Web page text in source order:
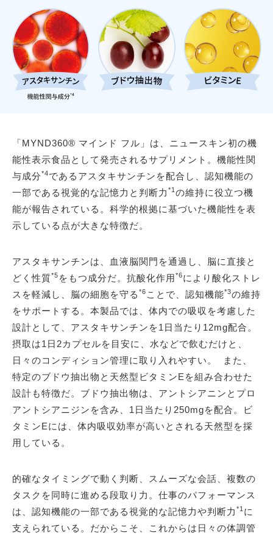
「MYND360® マインド フル」は、ニュースキン初の機
能性表示食品として発売されるサプリメント。機能性関
与成分*4であるアスタキサンチンを配合し、認知機能の
一部である視覚的な記憶力と判断力 *1 の維持に役立つ機
能が報告されている。科学的根拠に基づいた機能性を表
示している点が大きな特徴だ。
アスタキサンチンは、血液脳関門を通過し、脳に直接と
どく性質*5 をもつ成分だ。抗酸化作用*6により酸化ストレ
スを軽減し、脳の細胞を守る *6 ことで、認知機能*3の維持
をサポートする。本製品では、体内での吸収を考慮した
設計として、アスタキサンチンを1日当たり12mg配合。
摂取は1日2カプセルを目安に、水などで飲むだけと、
日々のコンディション管理に取り入れやすい。 また、
特定のブドウ抽出物と天然型ビタミンEを組み合わせた
設計も特徴だ。ブドウ抽出物は、アントシアニンとプロ
アントシアニジンを含み、1日当たり250mgを配合。ビ
タミンEには、体内吸収効率が高いとされる天然型を採
用している。
的確なタイミングで動く判断、スムーズな会話、複数の
タスクを同時に進める段取り力。仕事のパフォーマンス
は、認知機能の一部である視覚的な記憶力や判断力 *1 に
支えられている。だからこそ、これからは日々の体調管